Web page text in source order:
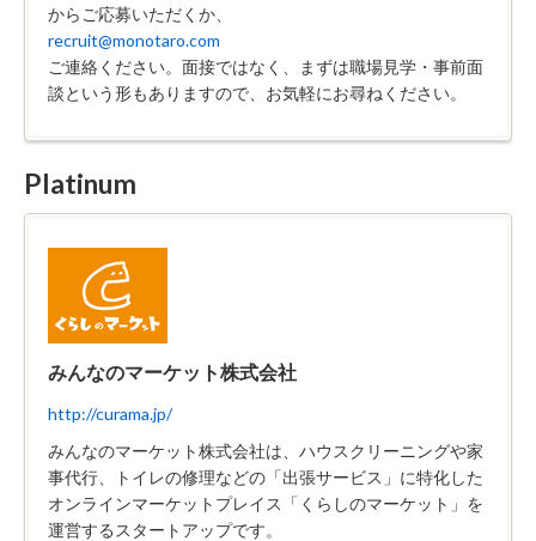
からご応募いただくか、
recruit@monotaro.com
ご連絡ください。面接ではなく、まずは職場見学・事前面
談という形もありますので、お気軽にお尋ねください。
Platinum
みんなのマーケット株式会社
http://curama.jp/
みんなのマーケット株式会社は、ハウスクリーニングや家
事代行、トイレの修理などの「出張サービス」に特化した
オンラインマーケットプレイス「くらしのマーケット」を
運営するスタートアップです。